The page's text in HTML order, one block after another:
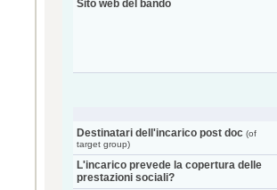
Sito web del bando
Destinatari dell'incarico post doc (of
target group)
L'incarico prevede la copertura delle
prestazioni sociali?